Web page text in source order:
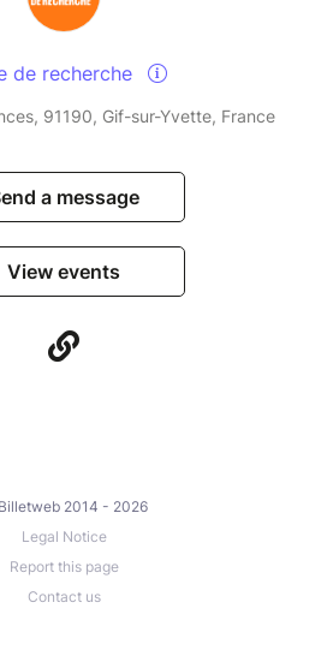
de recherche
91190, Gif-sur-Yvette, France
a message
View events
2014 - 2026
Legal Notice
Report this page
Contact us